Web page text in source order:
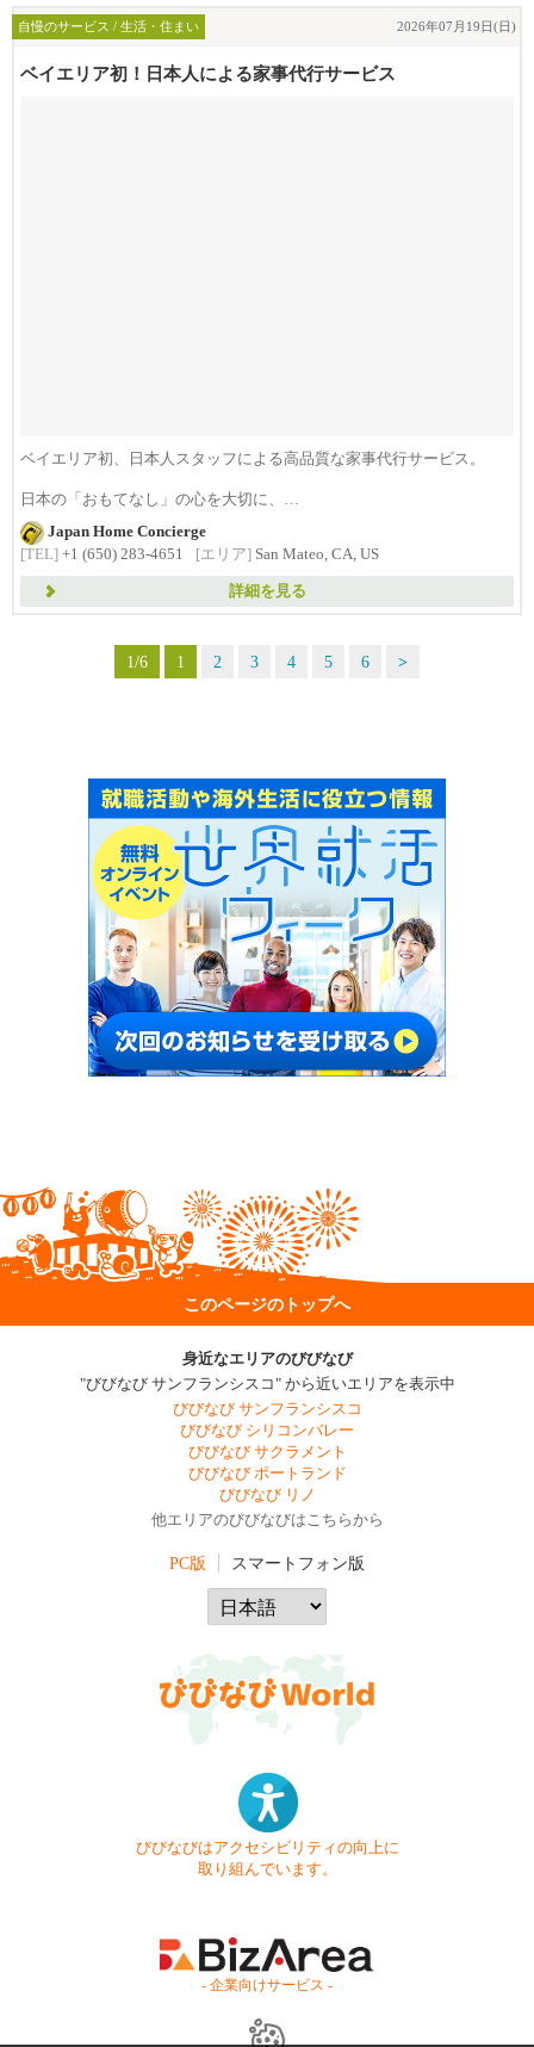
自慢のサービス / 生活・住まい 2026年07月19日(日)
ベイエリア初！日本人による家事代行サービス
ベイエリア初、日本人スタッフによる高品質な家事代行サービス。
日本の「おもてなし」の心を大切に、
日...
Japan Home Concierge
[TEL] +1 (650) 283-4651 [エリア] San Mateo, CA, US
詳細を見る
1/6 1 2 3 4 5 6 >
このページのトップへ
身近なエリアのびびなび
"びびなび サンフランシスコ" から近いエリアを表示中
びびなび サンフランシスコ
びびなび シリコンバレー
びびなび サクラメント
びびなび ポートランド
びびなび リノ
他エリアのびびなびはこちらから
PC版 スマートフォン版
びびなびはアクセシビリティの向上に
取り組んでいます。
- 企業向けサービス -